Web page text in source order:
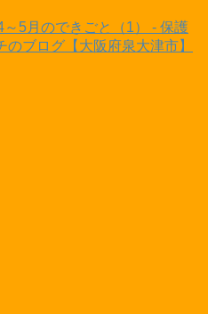
～5月のできごと（1） - 保護
ブログ【大阪府泉大津市】